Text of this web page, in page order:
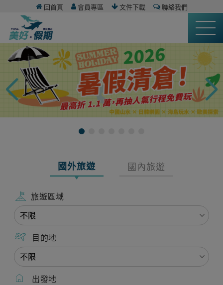
回首頁 會員專區 文件下載 聯絡我們
國外旅遊 國內旅遊
旅遊區域
目的地
出發地